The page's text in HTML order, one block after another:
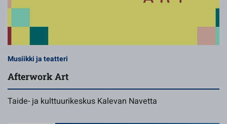
Musiikki ja teatteri
Afterwork Art
Taide- ja kulttuurikeskus Kalevan Navetta